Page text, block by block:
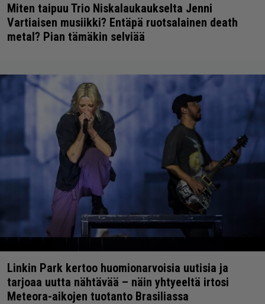
Miten taipuu Trio Niskalaukaukselta Jenni
Vartiaisen musiikki? Entäpä ruotsalainen death
metal? Pian tämäkin selviää
Linkin Park kertoo huomionarvoisia uutisia ja
tarjoaa uutta nähtävää – näin yhtyeeltä irtosi
Meteora-aikojen tuotanto Brasiliassa